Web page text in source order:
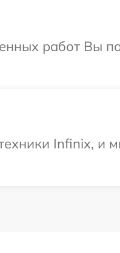
работ Вы
Infinix, и